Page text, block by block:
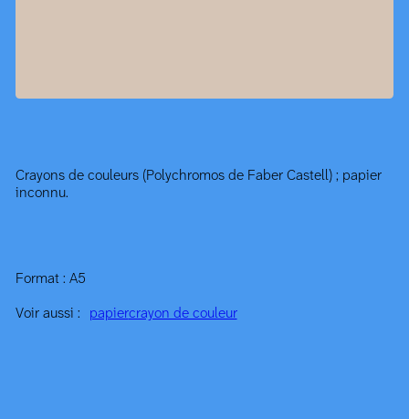
Crayons de couleurs (Polychromos de Faber Castell) ; papier
inconnu.
Format : A5
Voir aussi : papiercrayon de couleur